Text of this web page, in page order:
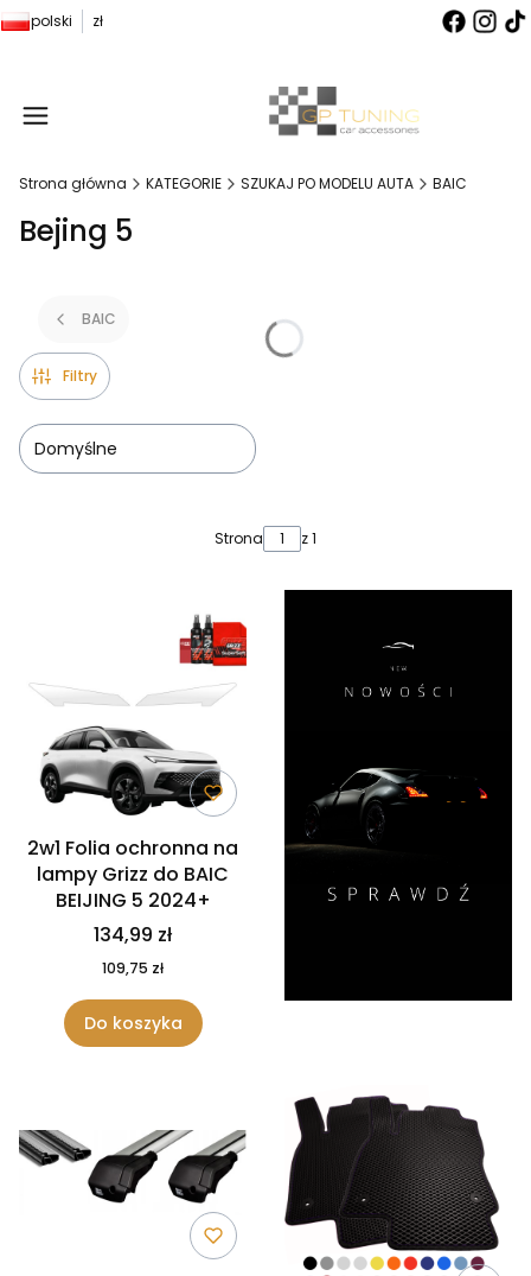
polski zł
Strona główna KATEGORIE SZUKAJ PO MODELU AUTA BAIC
Bejing 5
BAIC
Filtry
Domyślne
Strona z 1
2w1 Folia ochronna na
lampy Grizz do BAIC
BEIJING 5 2024+
134,99 zł
109,75 zł
Do koszyka